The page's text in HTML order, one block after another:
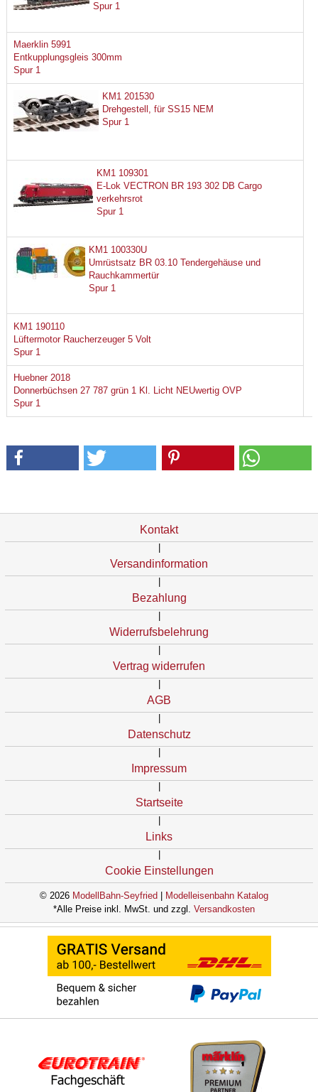
Spur 1
Maerklin 5991
Entkupplungsgleis 300mm
Spur 1
KM1 201530
Drehgestell, für SS15 NEM
Spur 1
KM1 109301
E-Lok VECTRON BR 193 302 DB Cargo
verkehrsrot
Spur 1
KM1 100330U
Umrüstsatz BR 03.10 Tendergehäuse und
Rauchkammertür
Spur 1
KM1 190110
Lüftermotor Raucherzeuger 5 Volt
Spur 1
Huebner 2018
Donnerbüchsen 27 787 grün 1 Kl. Licht NEUwertig OVP
Spur 1
Kontakt
Versandinformation
Bezahlung
Widerrufsbelehrung
Vertrag widerrufen
AGB
Datenschutz
Impressum
Startseite
Links
Cookie Einstellungen
© 2026 ModellBahn-Seyfried
Modelleisenbahn Katalog
*Alle Preise inkl. MwSt. und zzgl. Versandkosten